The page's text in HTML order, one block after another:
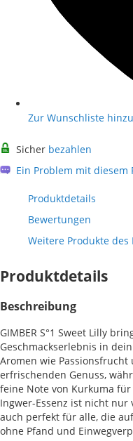
Zur Wunschliste
Sicher bezahlen
Ein Problem mit diesem
Produktdetails
Bewertungen
Weitere Produkte des
Produktdetails
Beschreibung
GIMBER S°1 Sweet Lilly
Geschmackserlebnis in
Aromen wie
erfrischenden Genuss,
feine Note von Kurkuma
Ingwer-Essenz ist nicht nur
auch perfekt für alle, die
ohne Pfand und